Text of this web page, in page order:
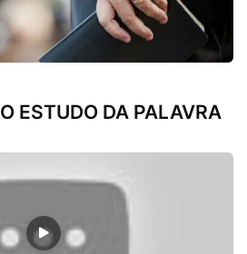
ESTUDO DA PALAVRA